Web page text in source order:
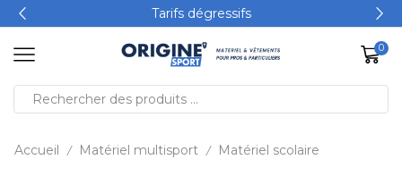
Tarifs dégressifs
0
Accueil / Matériel multisport / Matériel scolaire